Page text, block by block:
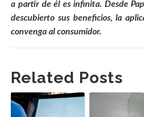
a partir de él es infinita. Desde
descubierto sus beneficios, la
convenga al consumidor.
Related Posts